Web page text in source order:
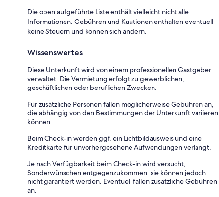
Die oben aufgeführte Liste enthält vielleicht nicht alle
Informationen. Gebühren und Kautionen enthalten eventuell
keine Steuern und können sich ändern.
Wissenswertes
Diese Unterkunft wird von einem professionellen Gastgeber
verwaltet. Die Vermietung erfolgt zu gewerblichen,
geschäftlichen oder beruflichen Zwecken.
Für zusätzliche Personen fallen möglicherweise Gebühren an,
die abhängig von den Bestimmungen der Unterkunft variieren
können.
Beim Check-in werden ggf. ein Lichtbildausweis und eine
Kreditkarte für unvorhergesehene Aufwendungen verlangt.
Je nach Verfügbarkeit beim Check-in wird versucht,
Sonderwünschen entgegenzukommen, sie können jedoch
nicht garantiert werden. Eventuell fallen zusätzliche Gebühren
an.